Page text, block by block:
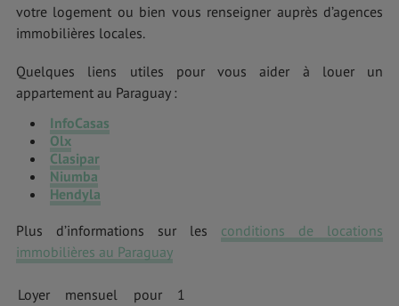
votre logement ou bien vous renseigner auprès d’agences
immobilières locales.
Quelques liens utiles pour vous aider à louer un
appartement au Paraguay :
InfoCasas
Olx
Clasipar
Niumba
Hendyla
Plus d’informations sur les conditions de locations
immobilières au Paraguay
Loyer mensuel pour 1